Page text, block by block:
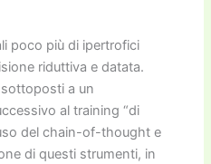
poco più di ipertrofici
riduttiva e datata.
a un
al training “di
del chain-of-thought e
di questi strumenti, in